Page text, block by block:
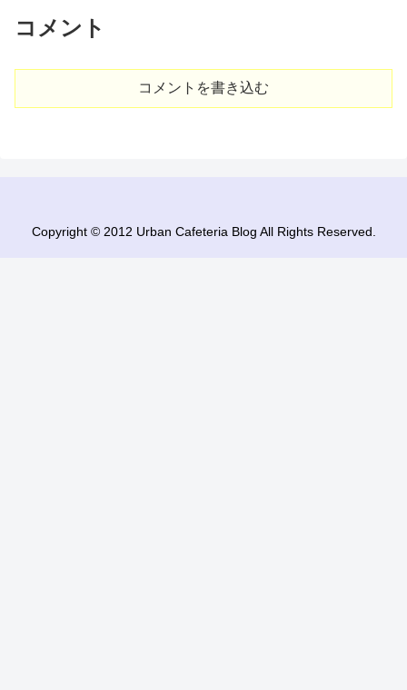
コメント
コメントを書き込む
Copyright © 2012 Urban Cafeteria Blog All Rights Reserved.